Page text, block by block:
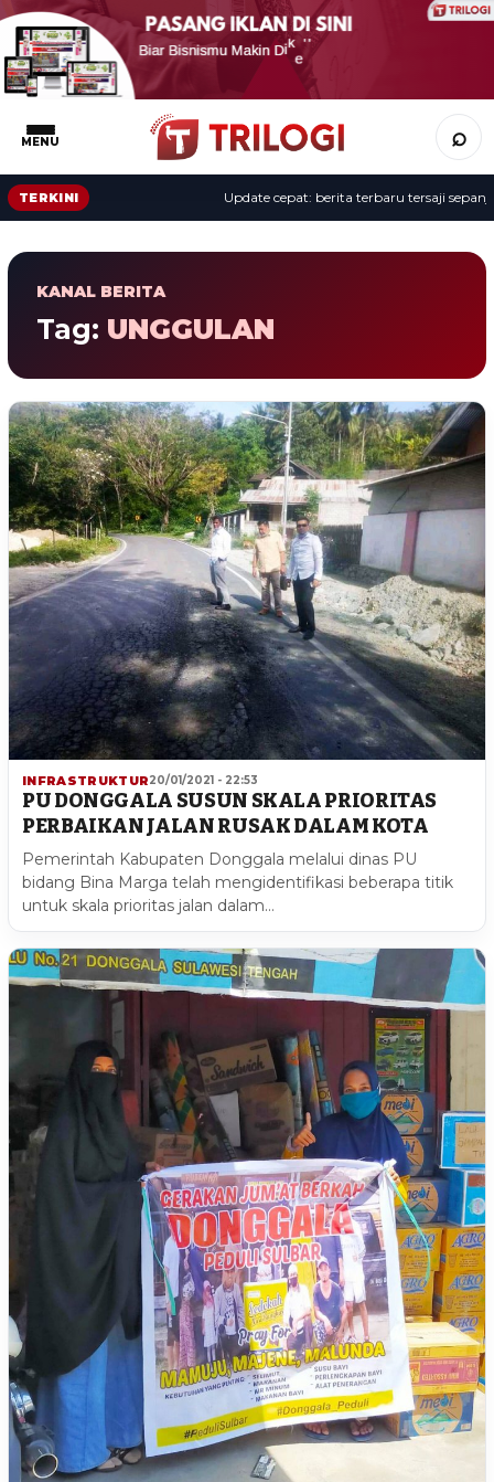
MENU ⌕
TERKINI Update cepat: berita terbaru tersaji sepanjang
KANAL BERITA
Tag: UNGGULAN
INFRASTRUKTUR20/01/2021 - 22:53
PU DONGGALA SUSUN SKALA PRIORITAS
PERBAIKAN JALAN RUSAK DALAM KOTA
Pemerintah Kabupaten Donggala melalui dinas PU
bidang Bina Marga telah mengidentifikasi beberapa titik
untuk skala prioritas jalan dalam…